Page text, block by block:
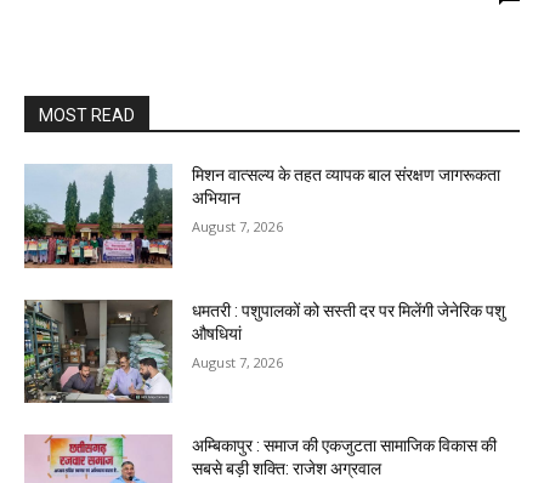
MOST READ
मिशन वात्सल्य के तहत व्यापक बाल संरक्षण जागरूकता
अभियान
August 7, 2026
धमतरी : पशुपालकों को सस्ती दर पर मिलेंगी जेनेरिक पशु
औषधियां
August 7, 2026
अम्बिकापुर : समाज की एकजुटता सामाजिक विकास की
सबसे बड़ी शक्ति: राजेश अग्रवाल